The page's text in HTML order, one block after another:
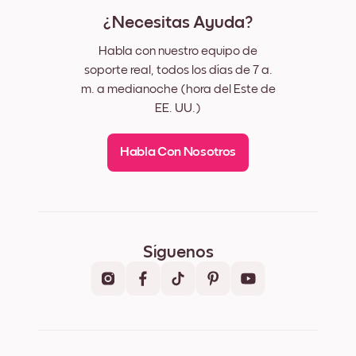
¿Necesitas Ayuda?
Habla con nuestro equipo de
soporte real, todos los días de 7 a.
m. a medianoche (hora del Este de
EE. UU.)
Habla Con Nosotros
Síguenos